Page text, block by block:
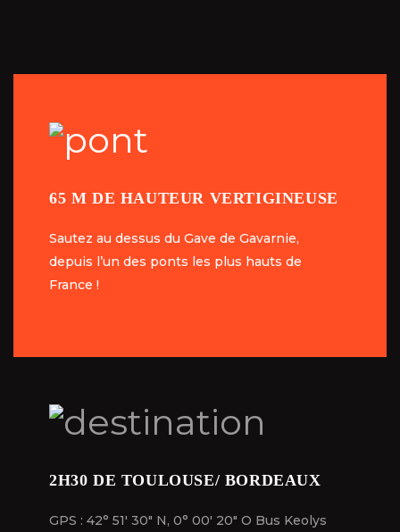
65 M DE HAUTEUR VERTIGINEUSE
Sautez au dessus du Gave de Gavarnie,
depuis l’un des ponts les plus hauts de
65 M DE HAUTEUR VERTIGINEUSE
Sautez au dessus du Gave de Gavarnie,
depuis l’un des ponts les plus hauts de
France !
2H30 DE TOULOUSE/ BORDEAUX
GPS : 42° 51′ 30″ N, 0° 00′ 20″ O Bus Keolys
2H30 DE TOULOUSE/ BORDEAUX
GPS : 42° 51′ 30″ N, 0° 00′ 20″ O Bus Keolys